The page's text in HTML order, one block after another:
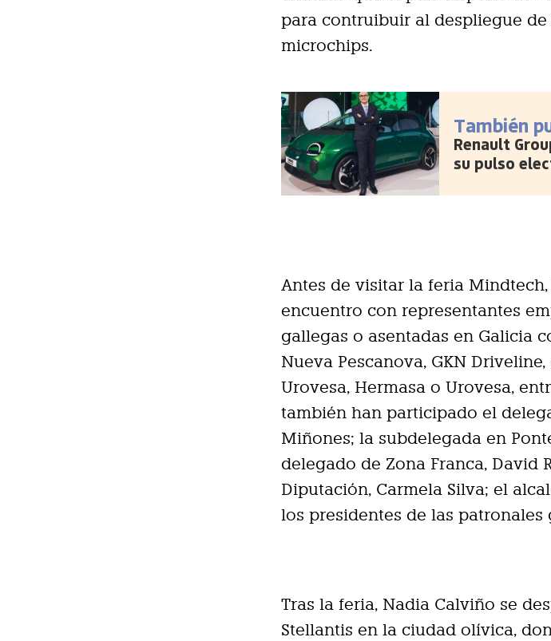
para contruibuir al despliegue
microchips.
También
Renault
su pulso
Antes de visitar la feria
encuentro con representantes
gallegas o asentadas en Galicia
Nueva Pescanova, GKN
Urovesa, Hermasa o Urovesa,
también han participado el
Miñones; la subdelegada en
delegado de Zona Franca, David
Diputación, Carmela Silva; el
los presidentes de las
Tras la feria, Nadia Calviño se
Stellantis en la ciudad olívica,